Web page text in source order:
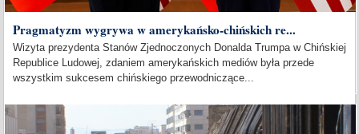
Pragmatyzm wygrywa w amerykańsko-chińskich re...
Wizyta prezydenta Stanów Zjednoczonych Donalda Trumpa w Chińskiej
Republice Ludowej, zdaniem amerykańskich mediów była przede
wszystkim sukcesem chińskiego przewodniczące...